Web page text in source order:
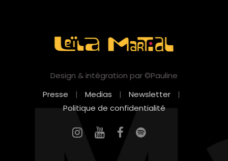
Design & intégration par ©Pauline
Presse
| Medias | Newsletter
|
Politique de confidentialité